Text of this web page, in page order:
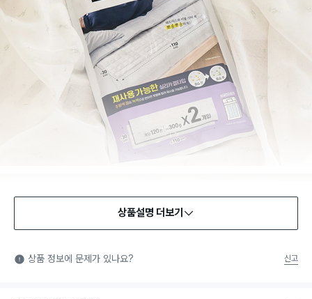
안전확인기준: 일상적인 생활 공간에 사용되는 화학제품 중에서
법에서 정한 안전기준에 적합함을 확인받은 제품을 의미합니다.
상품설명 더보기
상품 정보에 문제가 있나요? 신고